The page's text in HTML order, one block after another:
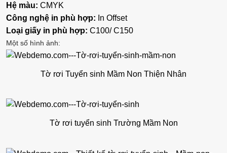
Hệ màu: CMYK
Công nghệ in phù hợp: In Offset
Loại giấy in phù hợp: C100/ C150
Một số hình ảnh:
Tờ rơi Tuyển sinh Mầm Non Thiện Nhân
Tờ rơi tuyển sinh Trường Mầm Non